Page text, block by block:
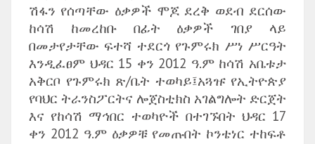
ሽፋን የሰጣቸው ዕቃዎች ሞጆ ደረቅ ወደብ ደርሰው
ከሳሽ ከመረከቡ በፊት ዕቃዎች ገበያ ላይ
በመታየታቸው ፍተሻ ተደርጎ የጉምሩክ ሥነ ሥርዓት
እንዲፈፀም ህዳር 15 ቀን 2012 ዓ.ም ከሳሽ አቤቱታ
አቅርቦ የጉምሩክ ጽ/ቤት ተወካይ፤አጓዡ የኢትዮጵያ
የባህር ትራንስፖርትና ሎጀስቲክስ አገልግሎት ድርጀት
እና የከሳሽ ማኅበር ተወካዮች በተገኙበት ህዳር 17
ቀን 2012 ዓ.ም ዕቃዎቹ የመጡበት ኮንቴነር ተከፍቶ